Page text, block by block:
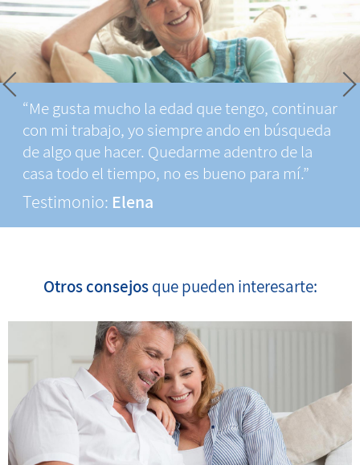
“Me gusta mucho la edad que tengo, continuar
con mi trabajo, yo siempre ando en búsqueda
de algo que hacer. Quedarme adentro de la
casa todo el tiempo, no es bueno para mí.”
Testimonio: Elena
Otros consejosque pueden interesarte: